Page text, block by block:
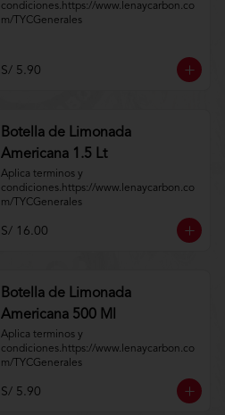
condiciones.https://www.lenaycarbon.co
m/TYCGenerales
S/ 5.90
Botella de Limonada
Americana 1.5 Lt
Aplica terminos y
condiciones.https://www.lenaycarbon.co
m/TYCGenerales
S/ 16.00
Botella de Limonada
Americana 500 Ml
Aplica terminos y
condiciones.https://www.lenaycarbon.co
m/TYCGenerales
S/ 5.90